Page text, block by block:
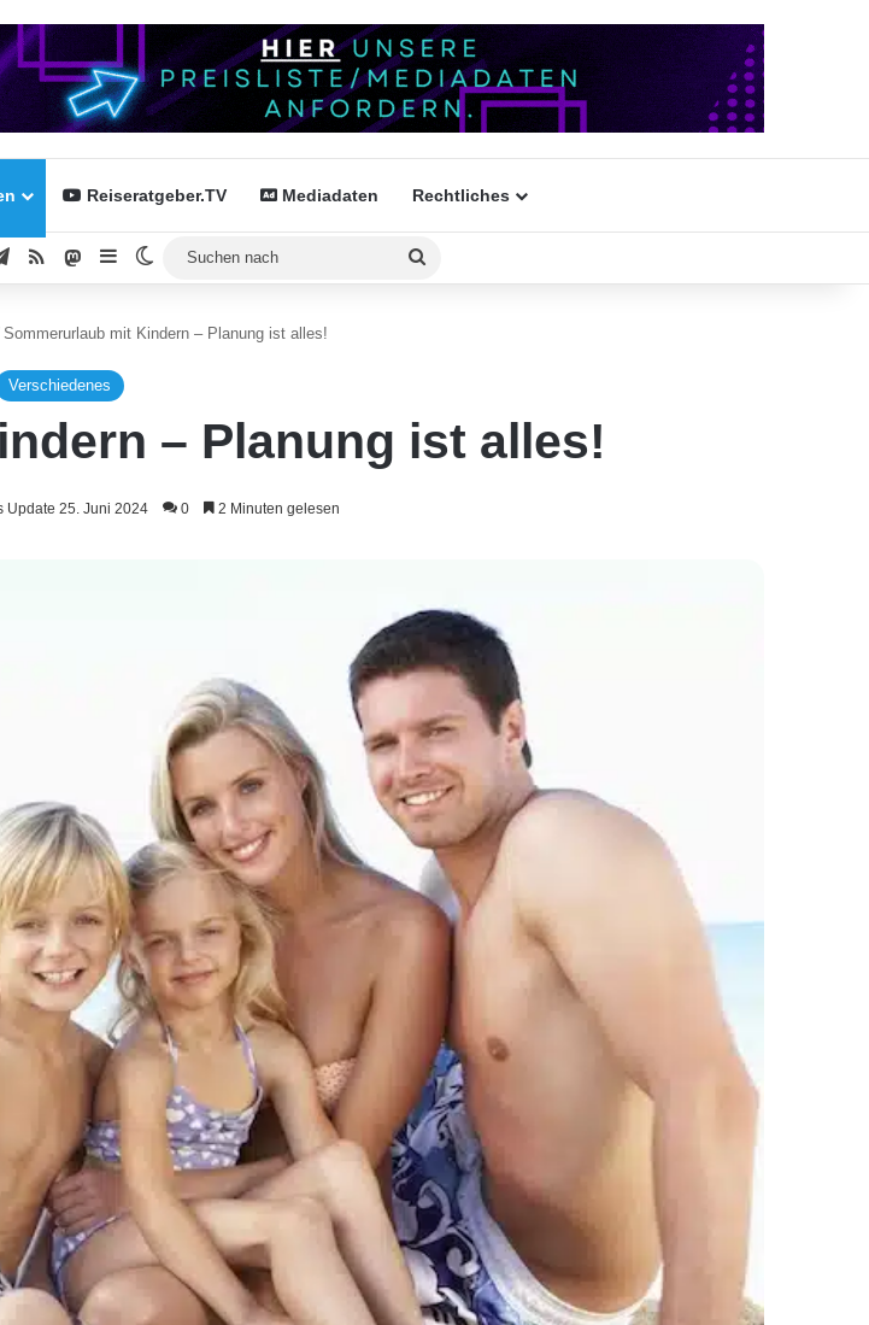
Reiseratgeber.TV Mediadaten Rechtliches
Telegram
RSS Mastodon
SidebarSkin umschalten
Sommerurlaub mit Kindern – Planung ist alles!
Verschiedenes
– Planung ist alles!
Update 25. Juni 2024 0 2 Minuten gelesen